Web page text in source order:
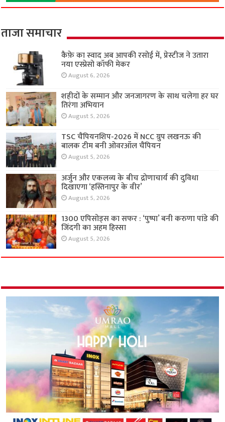
ताजा समाचार
कैफ़े का स्वाद अब आपकी रसोई में, प्रेस्टीज ने उतारा
नया एस्प्रेसो कॉफी मेकर
August 6, 2026
शहीदों के सम्मान और जनजागरण के साथ चलेगा हर घर
तिरंगा अभियान
August 5, 2026
TSC चैंपियनशिप-2026 में NCC ग्रुप लखनऊ की
बालक टीम बनी ओवरऑल चैंपियन
August 5, 2026
अर्जुन और एकलव्य के बीच द्रोणाचार्य की दुविधा
दिखाएगा ‘हस्तिनापुर के वीर’
August 5, 2026
1300 एपिसोड्स का सफर : ‘पुष्पा’ बनी करुणा पांडे की
जिंदगी का अहम हिस्सा
August 5, 2026